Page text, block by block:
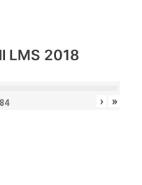
LMS 2018
84 › »